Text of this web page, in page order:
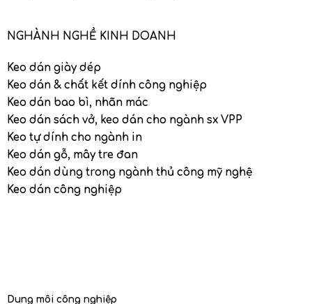
NGHÀNH NGHỀ KINH DOANH
Keo dán giày dép
Keo dán & chất kết dính công nghiệp
Keo dán bao bì, nhãn mác
Keo dán sách vở, keo dán cho ngành sx VPP
Keo tự dính cho ngành in
Keo dán gỗ, mây tre đan
Keo dán dùng trong ngành thủ công mỹ nghệ
Keo dán công nghiệp
Dung môi công nghiệp